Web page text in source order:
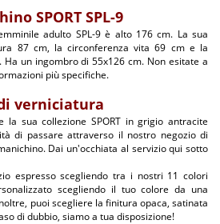
SPORT SPL-9
adulto SPL-9 è alto 176 cm. La sua
87 cm, la circonferenza vita 69 cm e la
un ingombro di 55x126 cm. Non esitate a
più specifiche.
verniciatura
la sua collezione SPORT in grigio antracite
di passare attraverso il nostro negozio di
Dai un'occhiata al servizio qui sotto
espresso scegliendo tra i nostri 11 colori
scegliendo il tuo colore da una
puoi scegliere la finitura opaca, satinata
di dubbio, siamo a tua disposizione!